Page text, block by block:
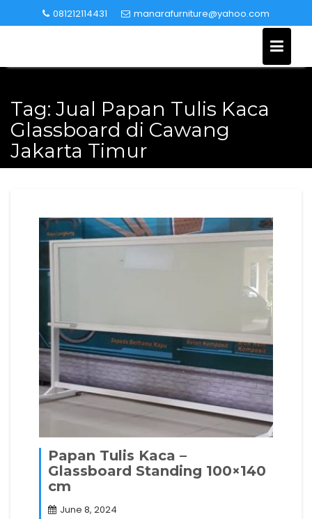
to
081212114431 manarafurniture@yahoo.com
Tag: Jual Papan Tulis Kaca
Glassboard di Cawang
Jakarta Timur
Papan Tulis Kaca –
Glassboard Standing 100×140
cm
June 8, 2024